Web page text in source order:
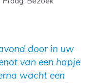
door in uw
van een hapje
wacht een